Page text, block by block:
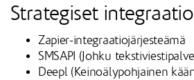
Strategiset
Zapier-integraatiojärjesteämä
SMSAPI (Johku
Deepl (Keinoälypohjainen